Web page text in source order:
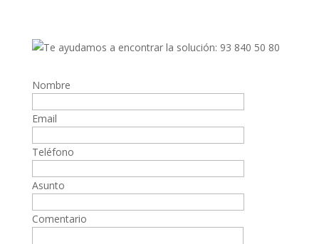
Nombre
Email
Teléfono
Asunto
Comentario